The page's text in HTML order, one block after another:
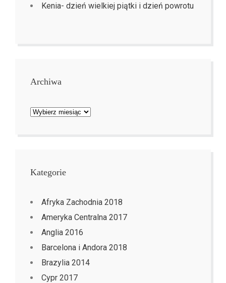
Kenia- dzień wielkiej piątki i dzień powrotu
Archiwa
Archiwa
Kategorie
Afryka Zachodnia 2018
Ameryka Centralna 2017
Anglia 2016
Barcelona i Andora 2018
Brazylia 2014
Cypr 2017